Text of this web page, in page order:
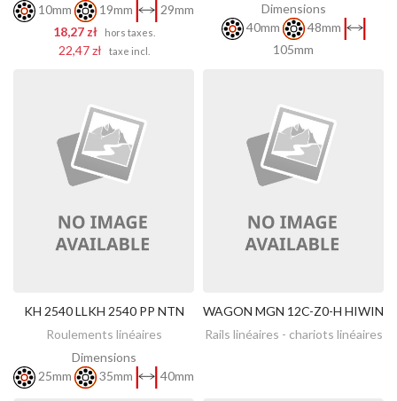
10mm
19mm
29mm
18,27 zł
hors taxes.
22,47 zł taxe incl.
Dimensions
40mm
48mm
105mm
DÉCOUVREZ
KH 2540 LLKH 2540 PP NTN
Roulements linéaires
Dimensions
25mm
35mm 40mm
DÉCOUVREZ
WAGON MGN 12C-Z0-H HIWIN
Rails linéaires - chariots linéaires